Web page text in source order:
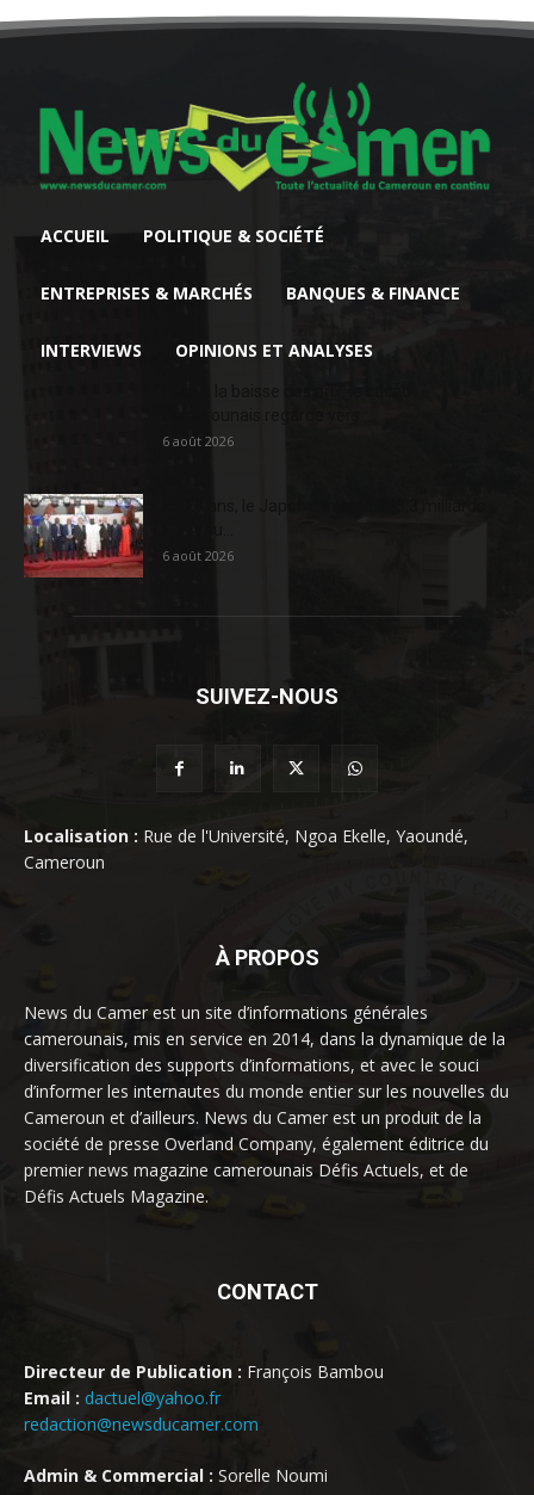
ACCUEIL POLITIQUE & SOCIÉTÉ
ENTREPRISES & MARCHÉS BANQUES & FINANCE
INTERVIEWS OPINIONS ET ANALYSES
6 août 2026
6 août 2026
SUIVEZ-NOUS
Localisation : Rue de l'Université, Ngoa Ekelle, Yaoundé,
Cameroun
À PROPOS
News du Camer est un site d’informations générales
camerounais, mis en service en 2014, dans la dynamique de la
diversification des supports d’informations, et avec le souci
d’informer les internautes du monde entier sur les nouvelles du
Cameroun et d’ailleurs. News du Camer est un produit de la
société de presse Overland Company, également éditrice du
premier news magazine camerounais Défis Actuels, et de
Défis Actuels Magazine.
CONTACT
Directeur de Publication : François Bambou
Email : dactuel@yahoo.fr
redaction@newsducamer.com
Admin & Commercial : Sorelle Noumi